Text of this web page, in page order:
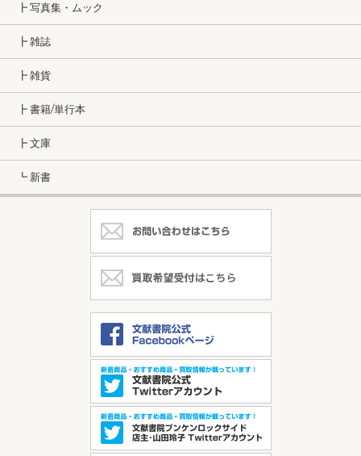
┣ 写真集・ムック
┣ 雑誌
┣ 雑貨
┣ 書籍/単行本
┣ 文庫
┗ 新書